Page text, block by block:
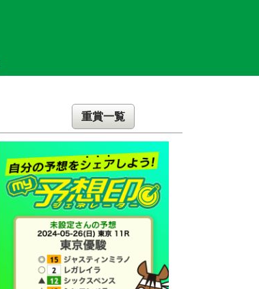
重賞一覧